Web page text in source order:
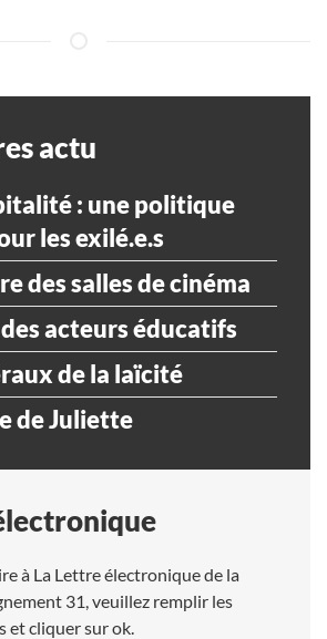
actu
: une politique
les exilé.e.s
des salles de cinéma
acteurs éducatifs
de la laïcité
de Juliette
à La Lettre électronique de la
31, veuillez remplir les
et cliquer sur ok.